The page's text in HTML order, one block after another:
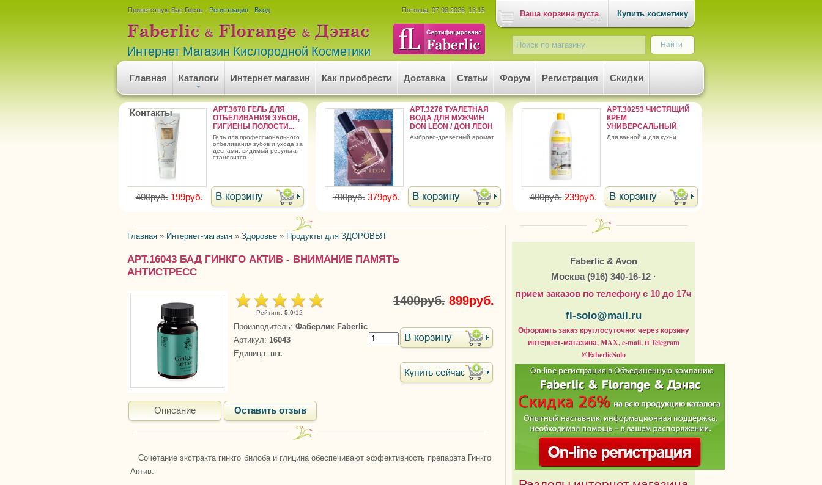
Пятница, 07.08.2026, 13:15
Приветствую Вас Гость · Регистрация · Вход
Интернет Магазин Кислородной Косметики
Главная Каталоги Интернет магазин Как приобрести Доставка Статьи Форум Регистрация Скидки
Контакты
АРТ.3678 ГЕЛЬ ДЛЯ
ОТБЕЛИВАНИЯ ЗУБОВ,
ГИГИЕНЫ ПОЛОСТИ...
гель для профессионального
отбеливания зубов и ухода за
деснами. видимый результат
становится...
400руб. 199руб.
АРТ.3276 ТУАЛЕТНАЯ
ВОДА ДЛЯ МУЖЧИН
DON LEON / ДОН ЛЕОН
амброво-древесный аромат
700руб. 379руб.
АРТ.30253 ЧИСТЯЩИЙ
КРЕМ
УНИВЕРСАЛЬНЫЙ
для ванной и для кухни
400руб. 239руб.
Главная » Интернет-магазин » Здоровье » Продукты для ЗДОРОВЬЯ
АРТ.16043 БАД ГИНКГО АКТИВ - ВНИМАНИЕ ПАМЯТЬ
АНТИСТРЕСС
Рейтинг: 5.0/12
1400руб. 899руб.
Производитель: Фаберлик Faberlic
Артикул: 16043
Единица: шт.
Описание Оставить отзыв
Сочетание экстракта гинкго билоба и глицина обеспечивают эффективность препарата Гинкго
Актив.
Faberlic & Avon
Москва (916) 340-16-12 ·
прием заказов по телефону с 10 до 17ч
fl-solo@mail.ru
Оформить заказ круглосуточно: через корзину
интернет-магазина, MAX, e-mail, в Telegram
@FaberlicSolo
Ваша корзина пуста Купить косметику